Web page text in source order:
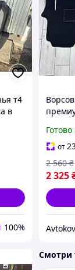
т4
в
100%
ухом
Рено
от
2 325
2 560 ₴
Смотри